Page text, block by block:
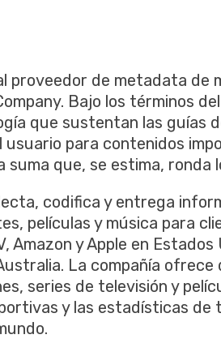
proveedor de metadata de
Bajo los términos
que sustentan las guías
usuario para contenidos
suma que, se estima, ronda
codifica y entrega
películas y música para
Amazon y Apple en
La compañía
series de televisión y
y las estadísticas de